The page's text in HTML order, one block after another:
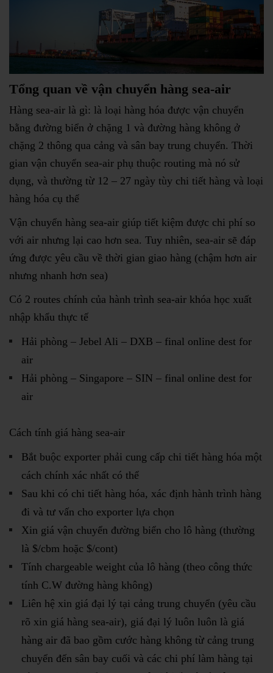
Tổng quan về vận chuyển hàng sea-air
Hàng sea-air là gì: là loại hàng hóa được vận chuyển
bằng đường biển ở chặng 1 và đường hàng không ở
chặng 2 thông qua cảng và sân bay trung chuyển. Thời
gian vận chuyển sea-air phụ thuộc routing mà nó sử
dụng, và thường từ 12 – 27 ngày tùy chi tiết hàng và loại
hàng hóa cụ thể
Vận chuyển hàng sea-air giúp tiết kiệm được chi phí so
với air nhưng lại cao hơn sea. Tuy nhiên, sea-air sẽ đáp
ứng được yêu cầu về thời gian giao hàng (chậm hơn air
nhưng nhanh hơn sea)
Có 2 routes chính của hành trình sea-air khóa học xuất
nhập khẩu thực tế
Hải phòng – Jebel Ali – DXB – final online dest for
air
Hải phòng – Singapore – SIN – final online dest for
air
Cách tính giá hàng sea-air
Bắt buộc exporter phải cung cấp chi tiết hàng hóa một
cách chính xác nhất có thể
Sau khi có chi tiết hàng hóa, xác định hành trình hàng
đi và tư vấn cho exporter lựa chọn
Xin giá vận chuyển đường biển cho lô hàng (thường
là $/cbm hoặc $/cont)
Tính chargeable weight của lô hàng (theo công thức
tính C.W đường hàng không)
Liên hệ xin giá đại lý tại cảng trung chuyển (yêu cầu
rõ xin giá hàng sea-air), giá đại lý luôn luôn là giá
hàng air đã bao gồm cước hàng không từ cảng trung
chuyển đến sân bay cuối và các chi phí làm hàng tại